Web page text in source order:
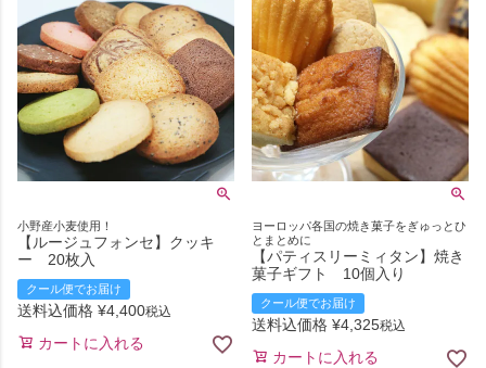
小野産小麦使用！
【ルージュフォンセ】クッキ
ー 20枚入
クール便でお届け
送料込価格 ¥4,400税込
カートに入れる
ヨーロッパ各国の焼き菓子をぎゅっとひ
とまとめに
【パティスリーミィタン】焼き
菓子ギフト 10個入り
クール便でお届け
送料込価格 ¥4,325税込
カートに入れる